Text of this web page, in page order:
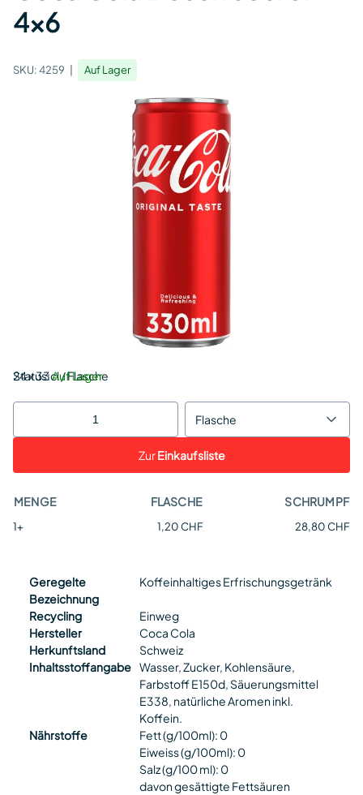
4x6
SKU:4259 Auf Lager
Status:Auf Lager
24 x 33cl / Flasche
Flasche
ZurEinkaufsliste
MENGE FLASCHE SCHRUMPF
1+ 1,20 CHF 28,80 CHF
Geregelte
Bezeichnung
Koffeinhaltiges Erfrischungsgetränk
Recycling
Einweg
Hersteller
Coca Cola
Herkunftsland
Schweiz
Inhaltsstoffangabe Wasser, Zucker, Kohlensäure,
Farbstoff E150d, Säuerungsmittel
E338, natürliche Aromen inkl.
Koffein.
Nährstoffe
Fett (g/100ml): 0
Eiweiss (g/100ml): 0
Salz (g/100 ml): 0
davon gesättigte Fettsäuren